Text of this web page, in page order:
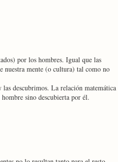
por los hombres. Igual que las
nuestra mente (o cultura) tal como no
las descubrimos. La relación matemática
sino descubierta por él.